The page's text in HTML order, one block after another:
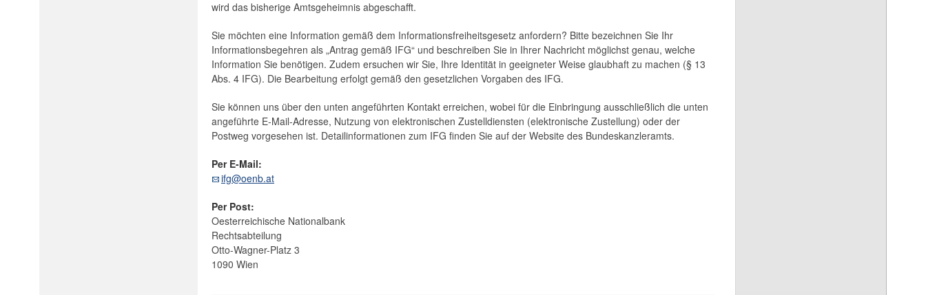
wird das bisherige Amtsgeheimnis abgeschafft.
Sie möchten eine Information gemäß dem Informationsfreiheitsgesetz anfordern? Bitte bezeichnen Sie Ihr
Informationsbegehren als „Antrag gemäß IFG“ und beschreiben Sie in Ihrer Nachricht möglichst genau, welche
Information Sie benötigen. Zudem ersuchen wir Sie, Ihre Identität in geeigneter Weise glaubhaft zu machen (§ 13
Abs. 4 IFG). Die Bearbeitung erfolgt gemäß den gesetzlichen Vorgaben des IFG.
Sie können uns über den unten angeführten Kontakt erreichen, wobei für die Einbringung ausschließlich die unten
angeführte E-Mail-Adresse, Nutzung von elektronischen Zustelldiensten (elektronische Zustellung) oder der
Postweg vorgesehen ist. Detailinformationen zum IFG finden Sie auf der Website des Bundeskanzleramts.
Per E-Mail:
ifg@oenb.at
Per Post:
Oesterreichische Nationalbank
Rechtsabteilung
Otto-Wagner-Platz 3
1090 Wien